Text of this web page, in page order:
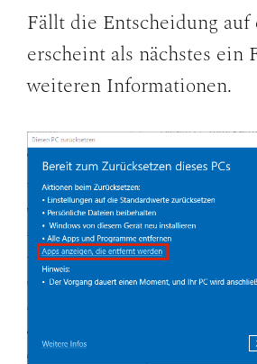
Fällt die Entscheidung
erscheint als nächstes ein
weiteren Informationen.